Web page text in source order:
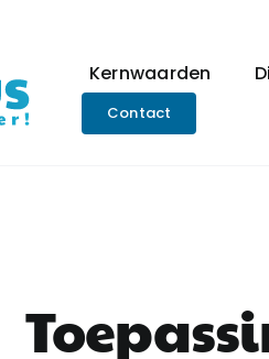
Kernwaarden
Contact